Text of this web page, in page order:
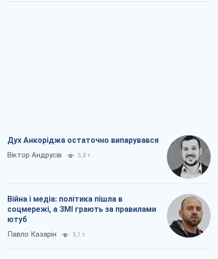
Дух Анкоріджа остаточно випарувався
Віктор Андрусів 5,8 т.
Війна і медіа: політика пішла в
соцмережі, а ЗМІ грають за правилами
ютуб
Павло Казарін 3,1 т.